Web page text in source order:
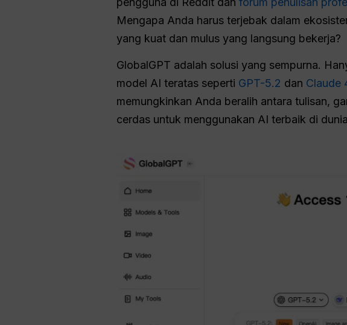
Mengapa Anda harus terjebak dalam
yang kuat dan mulus yang langsung bekerja?
GlobalGPT adalah solusi yang sempurna.
model AI teratas seperti GPT-5.2 dan Claude
memungkinkan Anda beralih antara tulisan,
cerdas untuk menggunakan AI terbaik di